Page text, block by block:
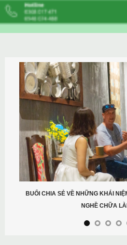
BUỔI CHIA SẺ VỀ NHỮNG KHÁI
NGHỀ CHỮA